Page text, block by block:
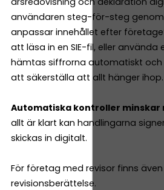
användaren steg-för-steg
anpassar innehållet efter
att läsa in en SIE-fil, eller använda
hämtas siffrorna automatiskt och
att säkerställa att allt hänger ihop.
Automatiska kontroller minskar
allt är klart kan handlingarna
skickas in digitalt.
För företag med revisor finns
revisionsberättelse.